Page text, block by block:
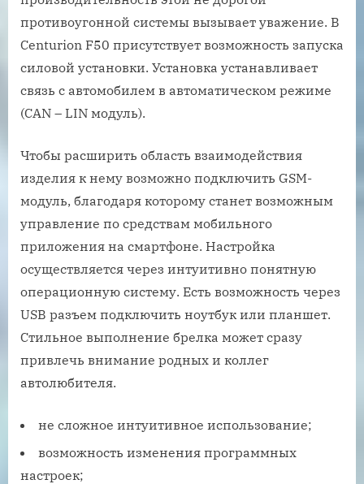
противоугонной системы вызывает уважение. В
Centurion F50 присутствует возможность запуска
силовой установки. Установка устанавливает
связь с автомобилем в автоматическом режиме
(CAN – LIN модуль).
Чтобы расширить область взаимодействия
изделия к нему возможно подключить GSM-
модуль, благодаря которому станет возможным
управление по средствам мобильного
приложения на смартфоне. Настройка
осуществляется через интуитивно понятную
операционную систему. Есть возможность через
USB разъем подключить ноутбук или планшет.
Стильное выполнение брелка может сразу
привлечь внимание родных и коллег
автолюбителя.
не сложное интуитивное использование;
возможность изменения программных
настроек;